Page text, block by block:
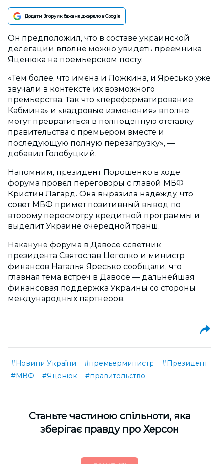
Додати Вгору як бажане джерело в Google
Он предположил, что в составе украинской
делегации вполне можно увидеть преемника
Яценюка на премьерском посту.
«Тем более, что имена и Ложкина, и Яресько уже
звучали в контексте их возможного
премьерства. Так что «переформатирование
Кабмина» и «кадровые изменения» вполне
могут превратиться в полноценную отставку
правительства с премьером вместе и
последующую полную перезагрузку», —
добавил Голобуцкий.
Напомним, президент Порошенко в ходе
форума провел переговоры с главой МВФ
Кристин Лагард. Она выразила надежду, что
совет МВФ примет позитивный вывод по
второму пересмотру кредитной программы и
выделит Украине очередной транш.
Накануне форума в Давосе советник
президента Святослав Цеголко и министр
финансов Наталья Яресько сообщали, что
главная тема встреч в Давосе — дальнейшая
финансовая поддержка Украины со стороны
международных партнеров.
#Новини України #премьерминистр
#Президент
#МВФ
#Яценюк #правительство
Cтаньте частиною спільноти, яка
зберігає правду про Херсон